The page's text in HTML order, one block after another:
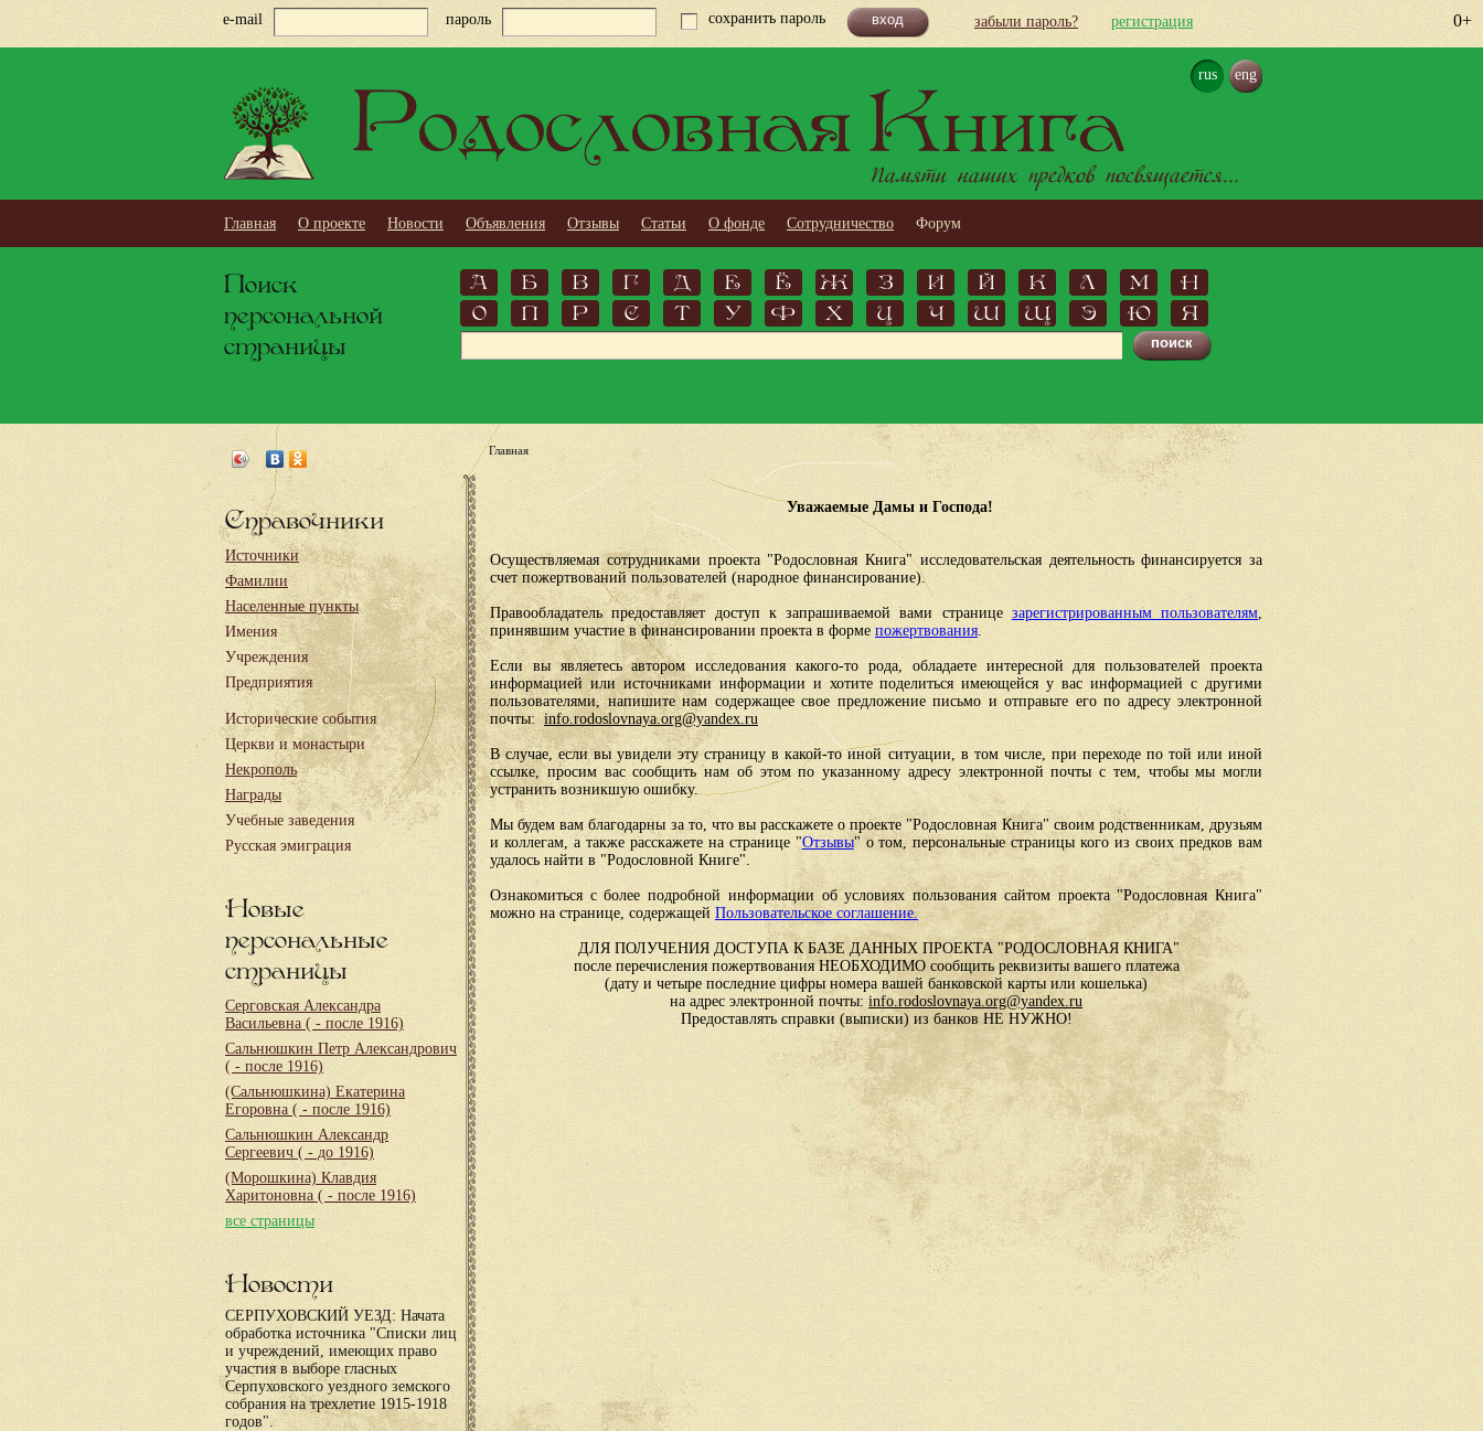
0+
e-mail пароль сохранить пароль забыли пароль? регистрация
rus eng
Родословная Книга
Памяти наших предков посвящается...
Главная О проекте Новости Объявления Отзывы Статьи О фонде Сотрудничество Форум
Поиск
персональной
страницы
А Б В Г Д Е Ё Ж З И Й К Л М
Н
О
П Р С Т У Ф Х Ц Ч Ш Щ Э Ю Я
Справочники
Источники
Фамилии
Населенные пункты
Имения
Учреждения
Предприятия
Исторические события
Церкви и монастыри
Некрополь
Награды
Учебные заведения
Русская эмиграция
Новые
персональные
страницы
Серговская Александра
Васильевна ( - после 1916)
Сальнюшкин Петр Александрович
( - после 1916)
(Сальнюшкина) Екатерина
Егоровна ( - после 1916)
Сальнюшкин Александр
Сергеевич ( - до 1916)
(Морошкина) Клавдия
Харитоновна ( - после 1916)
все страницы
Новости
СЕРПУХОВСКИЙ УЕЗД: Начата
обработка источника "Списки лиц
и учреждений, имеющих право
участия в выборе гласных
Серпуховского уездного земского
собрания на трехлетие 1915-1918
годов".
Главная
Уважаемые Дамы и Господа!
Осуществляемая сотрудниками проекта "Родословная Книга" исследовательская деятельность финансируется за
счет пожертвований пользователей (народное финансирование).
Правообладатель предоставляет доступ к запрашиваемой вами странице зарегистрированным пользователям,
принявшим участие в финансировании проекта в форме пожертвования.
Если вы являетесь автором исследования какого-то рода, обладаете интересной для пользователей проекта
информацией или источниками информации и хотите поделиться имеющейся у вас информацией с другими
пользователями, напишите нам содержащее свое предложение письмо и отправьте его по адресу электронной
почты: info.rodoslovnaya.org@yandex.ru
В случае, если вы увидели эту страницу в какой-то иной ситуации, в том числе, при переходе по той или иной
ссылке, просим вас сообщить нам об этом по указанному адресу электронной почты с тем, чтобы мы могли
устранить возникшую ошибку.
Мы будем вам благодарны за то, что вы расскажете о проекте "Родословная Книга" своим родственникам, друзьям
и коллегам, а также расскажете на странице "Отзывы" о том, персональные страницы кого из своих предков вам
удалось найти в "Родословной Книге".
Ознакомиться с более подробной информации об условиях пользования сайтом проекта "Родословная Книга"
можно на странице, содержащей Пользовательское соглашение.
ДЛЯ ПОЛУЧЕНИЯ ДОСТУПА К БАЗЕ ДАННЫХ ПРОЕКТА "РОДОСЛОВНАЯ КНИГА"
после перечисления пожертвования НЕОБХОДИМО сообщить реквизиты вашего платежа
(дату и четыре последние цифры номера вашей банковской карты или кошелька)
на адрес электронной почты: info.rodoslovnaya.org@yandex.ru
Предоставлять справки (выписки) из банков НЕ НУЖНО!